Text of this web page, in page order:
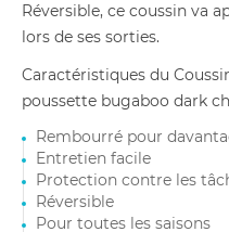
Réversible, ce coussin va
lors de ses sorties.
Caractéristiques du
poussette bugaboo dark
Rembourré pour
Entretien facile
Protection contre les
Réversible
Pour toutes les saisons